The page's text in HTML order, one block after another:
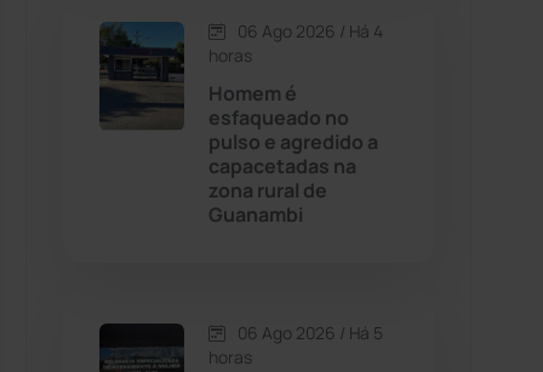
Caturama
Chapada Diamantina
Cordeiros
06 Ago 2026 / Há 4
horas
Homem é
esfaqueado no
pulso e agredido a
capacetadas na
zona rural de
Guanambi
06 Ago 2026 / Há 5
horas